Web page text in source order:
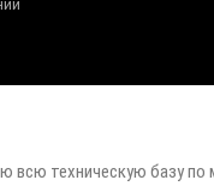
всю техническую базу по